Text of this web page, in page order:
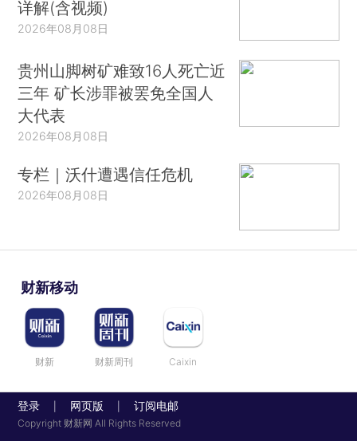
详解(含视频)
2026年08月08日
贵州山脚树矿难致16人死亡近
三年 矿长涉罪被罢免全国人
大代表
2026年08月08日
专栏｜沃什遭遇信任危机
2026年08月08日
财新移动
财新 财新周刊 Caixin
登录 网页版 订阅电邮
Copyright 财新网 All Rights Reserved